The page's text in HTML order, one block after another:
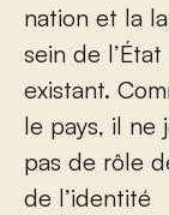
nation et la
sein de l’État
existant.
le pays, il ne
pas de rôle
de l’identité